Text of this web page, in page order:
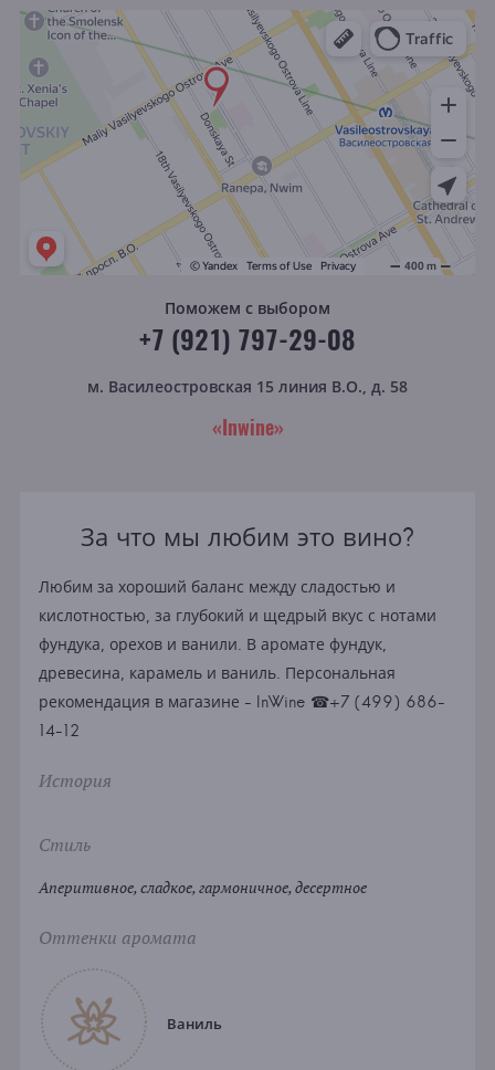
Поможем с выбором
+7 (921) 797-29-08
м. Василеостровская 15 линия В.О., д. 58
«Inwine»
За что мы любим это вино?
Любим за хороший баланс между сладостью и
кислотностью, за глубокий и щедрый вкус с нотами
фундука, орехов и ванили. В аромате фундук,
древесина, карамель и ваниль. Персональная
рекомендация в магазине - InWine ☎+7 (499) 686-
14-12
История
Стиль
Аперитивное, сладкое, гармоничное, десертное
Оттенки аромата
Ваниль